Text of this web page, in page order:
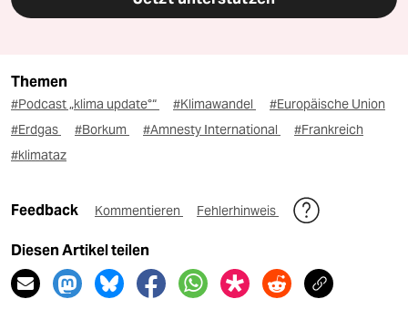
Themen
#Podcast „klima update°“ #Klimawandel
#Europäische Union
#Erdgas
#Borkum #Amnesty International
#Frankreich
#klimataz
Feedback Kommentieren Fehlerhinweis
Diesen Artikel teilen